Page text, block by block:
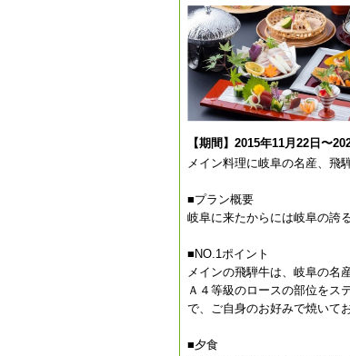
【期間】2015年11月22日〜
メイン料理に岐阜の名産、飛
■プラン概要
岐阜に来たからには岐阜の誇
■NO.1ポイント
メインの飛騨牛は、岐阜の名
Ａ４等級のロースの部位をス
で、ご自身のお好みで焼いて
■夕食